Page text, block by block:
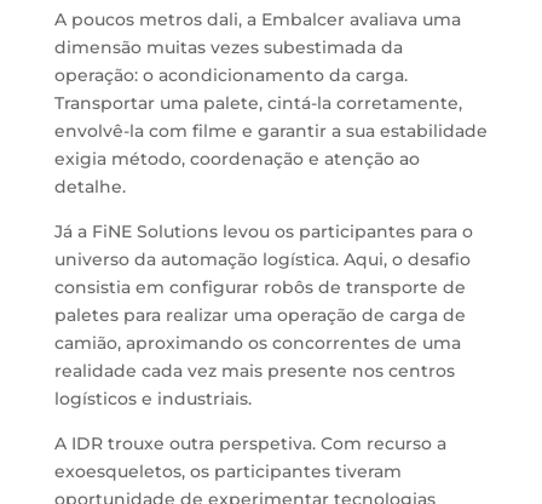
A poucos metros dali, a Embalcer avaliava uma
dimensão muitas vezes subestimada da
operação: o acondicionamento da carga.
Transportar uma palete, cintá-la corretamente,
envolvê-la com filme e garantir a sua estabilidade
exigia método, coordenação e atenção ao
detalhe.
Já a FiNE Solutions levou os participantes para o
universo da automação logística. Aqui, o desafio
consistia em configurar robôs de transporte de
paletes para realizar uma operação de carga de
camião, aproximando os concorrentes de uma
realidade cada vez mais presente nos centros
logísticos e industriais.
A IDR trouxe outra perspetiva. Com recurso a
exoesqueletos, os participantes tiveram
oportunidade de experimentar tecnologias